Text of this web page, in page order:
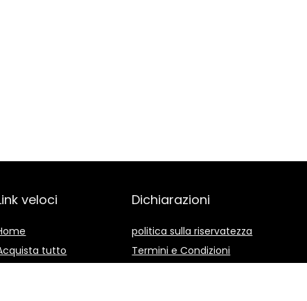
veloci
tutto
Dichiarazioni
politica sulla riservatezza
Termini e Condizioni